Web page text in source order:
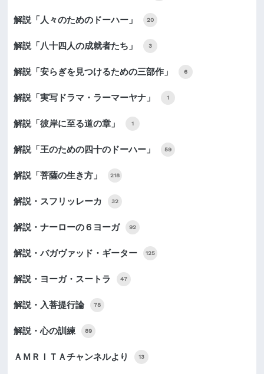
解説「人々のためのドーハー」 20
解説「八十四人の成就者たち」 3
解説「安らぎを見つけるための三部作」 6
解説「実写ドラマ・ラーマーヤナ」 1
解説「彼岸に至る道の章」 1
解説「王のための四十のドーハー」 59
解説「菩薩の生き方」 218
解説・スフリッレーカ 32
解説・ナーローの６ヨーガ 92
解説・バガヴァッド・ギーター 125
解説・ヨーガ・スートラ 47
解説・入菩提行論 78
解説・心の訓練 89
ＡＭＲＩＴＡチャンネルより 13